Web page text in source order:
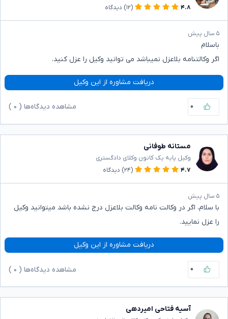
۴.۸
(۱۲) دیدگاه
۵ سال پیش
باسلام
اگر وکالتنامه بلاعزل نمیباشد می توانید وکیل را عزل کنید.
دریافت مشاوره از این وکیل
۰ مشاهده دیدگاه‌ها ( ۰
مستانه طوفانی
وکیل پایه یک کانون وکلای دادگستری
۴.۷
(۲۴) دیدگاه
۵ سال پیش
با سلام، اگر در وکالت نامه وکالت بلاعزل درج نشده باشد میتوانید وکیل
را عزل نمایید.
دریافت مشاوره از این وکیل
۰ مشاهده دیدگاه‌ها ( ۰
آسیه فتاحی امیردهی